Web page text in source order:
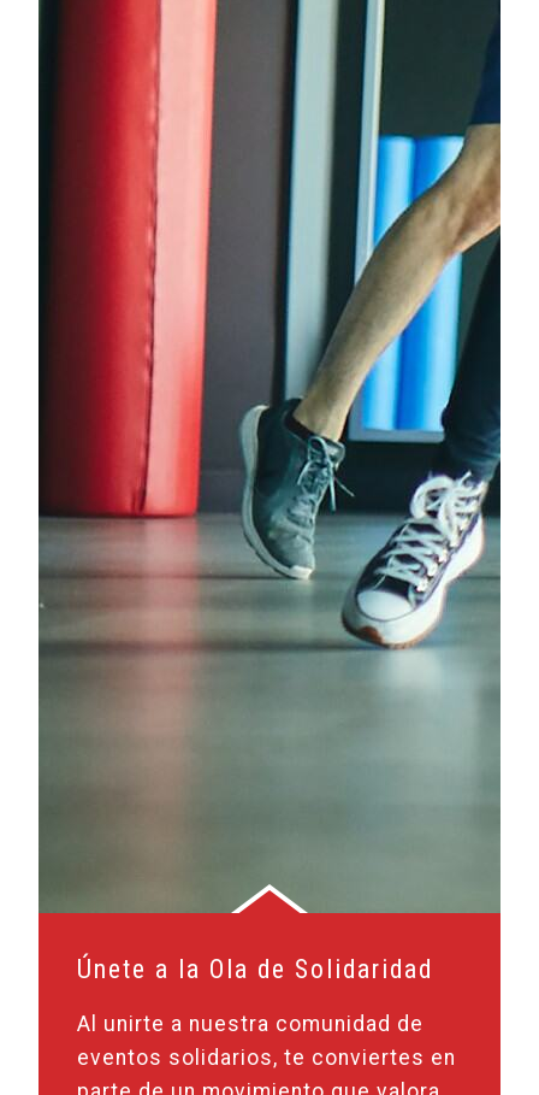
Únete a la Ola de Solidaridad
Al unirte a nuestra comunidad de
eventos solidarios, te conviertes en